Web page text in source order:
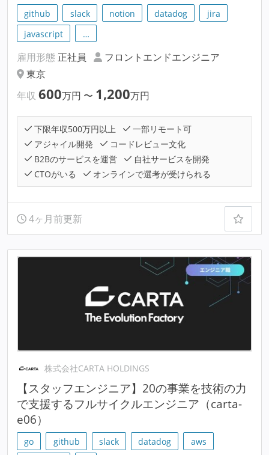
github slack notion datadog
jira
javascript
…
雇用形態 正社員
フロントエンドエンジニア
東京
年収 600万円 〜 1,200万円
下限年収500万円以上
一部リモート可
アジャイル開発
コードレビュー文化
B2Bのサービスを運営
自社サービスを開発
CTOがいる
オンラインで選考が受けられる
4ヶ月前更新
株式会社CARTA HOLDINGS
【スタッフエンジニア】20の事業を技術の力
で支援するフルサイクルエンジニア（carta-
e06）
go github slack datadog
aws